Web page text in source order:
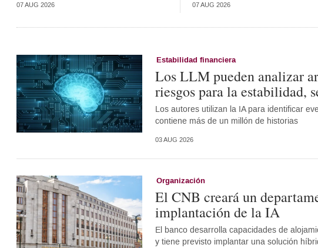
07 AUG 2026 07 AUG 2026
Estabilidad financiera
Los LLM pueden analizar
riesgos para la estabilidad,
Los autores utilizan la IA para identificar
contiene más de un millón de historias
03 AUG 2026
Organización
El CNB creará un
implantación de la IA
El banco desarrolla capacidades de
y tiene previsto implantar una solución